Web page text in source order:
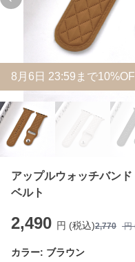
Previous slide
8 月 6 日 23:59まで
アップルウォッチバン
ベルト
2,490 円 (税込)2,770 円
カラー: ブラウン